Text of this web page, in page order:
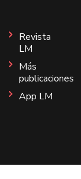
Revista
LM
Más
publicaciones
App LM